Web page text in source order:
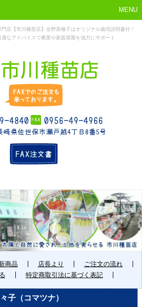
MENU
店【市川種苗店】全野菜種子はオリジナル栽培説明書付！
なアドバイスで農業や家庭菜園を強力にサポート
お勧め商品 お知らせ 店舗概要
商品 店長より
ご注文の流れ
特定商取引法に基づく表記
子（コマツナ）